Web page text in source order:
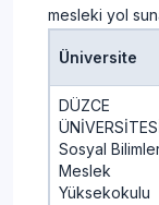
mesleki yol
Üniversite
DÜZCE
Sosyal
Meslek
Yüksekokulu